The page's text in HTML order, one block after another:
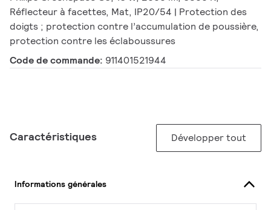
Réflecteur à facettes, Mat, IP20/54 | Protection des
doigts ; protection contre l’accumulation de poussière,
protection contre les éclaboussures
Code de commande: 911401521944
Caractéristiques Développer tout
Informations générales